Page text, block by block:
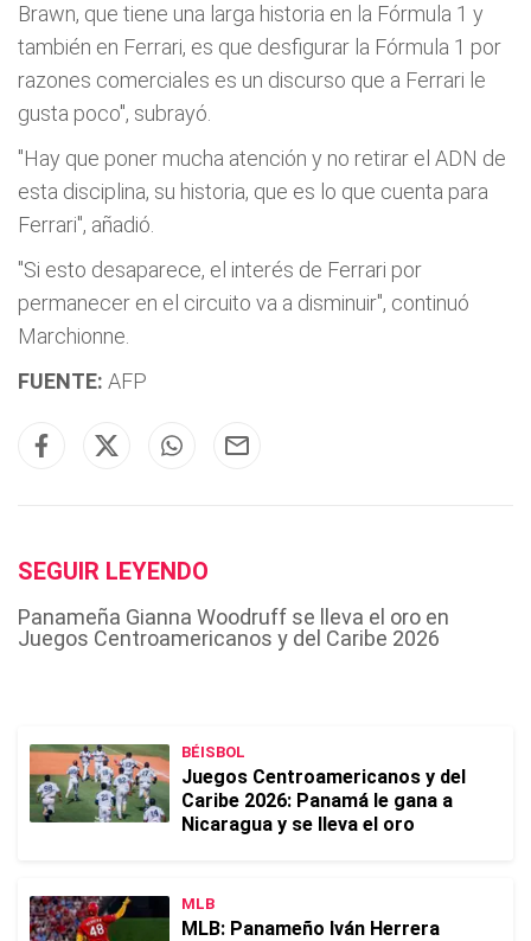
Brawn, que tiene una larga historia en la Fórmula 1 y
también en Ferrari, es que desfigurar la Fórmula 1 por
razones comerciales es un discurso que a Ferrari le
gusta poco", subrayó.
"Hay que poner mucha atención y no retirar el ADN de
esta disciplina, su historia, que es lo que cuenta para
Ferrari", añadió.
"Si esto desaparece, el interés de Ferrari por
permanecer en el circuito va a disminuir", continuó
Marchionne.
FUENTE: AFP
SEGUIR LEYENDO
Panameña Gianna Woodruff se lleva el oro en
Juegos Centroamericanos y del Caribe 2026
BÉISBOL
Juegos Centroamericanos y del
Caribe 2026: Panamá le gana a
Nicaragua y se lleva el oro
MLB
MLB: Panameño Iván Herrera